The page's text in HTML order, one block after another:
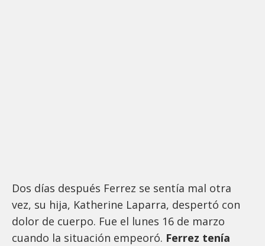
Dos días después Ferrez se sentía mal otra
vez, su hija, Katherine Laparra, despertó con
dolor de cuerpo. Fue el lunes 16 de marzo
cuando la situación empeoró. Ferrez tenía